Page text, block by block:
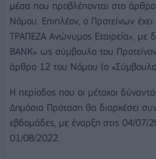
μέσα που προβλέπονται στο
Νόμου. Επιπλέον, ο Προτείνων έχει
ΤΡΑΠΕΖΑ Ανώνυμος Εταιρεία», με
BANK» ως σύμβουλο του
άρθρο 12 του Νόμου (ο
Η περίοδος που οι μέτοχοι
Δημόσια Πρόταση θα διαρκέσει
εβδομάδες, με έναρξη στις 04/07/
01/08/2022.